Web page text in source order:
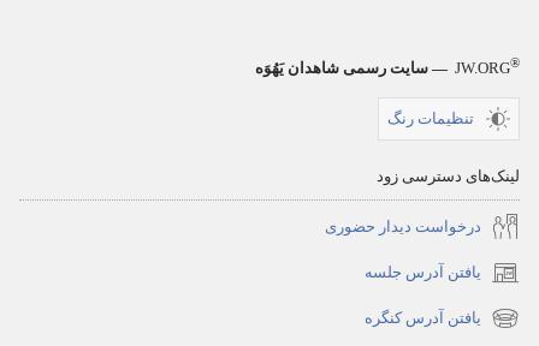
JW.ORG® — سایت رسمی شاهدان یَهُوَه
تنظیمات رنگ
لینک‌های دسترسی زود
درخواست دیدار حضوری
یافتن آدرس جلسه
(opens
new
یافتن آدرس کنگره
(opens